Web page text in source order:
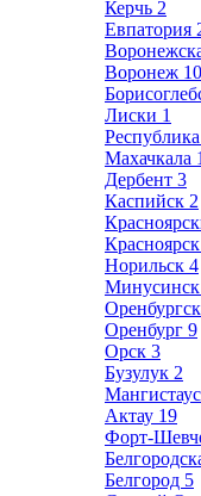
Керчь 2
Евпатория
Воронеж 10
Лиски 1
Махачкала
Дербент 3
Каспийск 2
Красноярск
Норильск 4
Минусинск
Оренбург 9
Орск 3
Бузулук 2
Актау 19
Форт-
Белгород 5